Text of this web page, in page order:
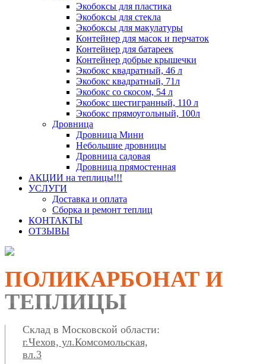
Экобоксы для пластика
Экобоксы для стекла
Экобоксы для макулатуры
Контейнер для масок и перчаток
Контейнер для батареек
Контейнер добрые крышечки
Экобокс квадратный, 46 л
Экобокс квадратный, 71л
Экобокс со скосом, 54 л
Экобокс шестигранный, 110 л
Экобокс прямоугольный, 100л
Дровница
Дровница Мини
Небольшие дровницы
Дровница садовая
Дровница прямостенная
АКЦИИ на теплицы!!!
УСЛУГИ
Доставка и оплата
Сборка и ремонт теплиц
КОНТАКТЫ
ОТЗЫВЫ
ПОЛИКАРБОНАТ И
ТЕПЛИЦЫ
Склад в Московской области:
г.Чехов, ул.Комсомольская,
вл.3